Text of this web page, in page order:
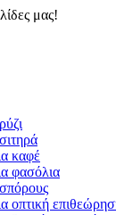
μας!
καφέ
φασόλια
οπτική